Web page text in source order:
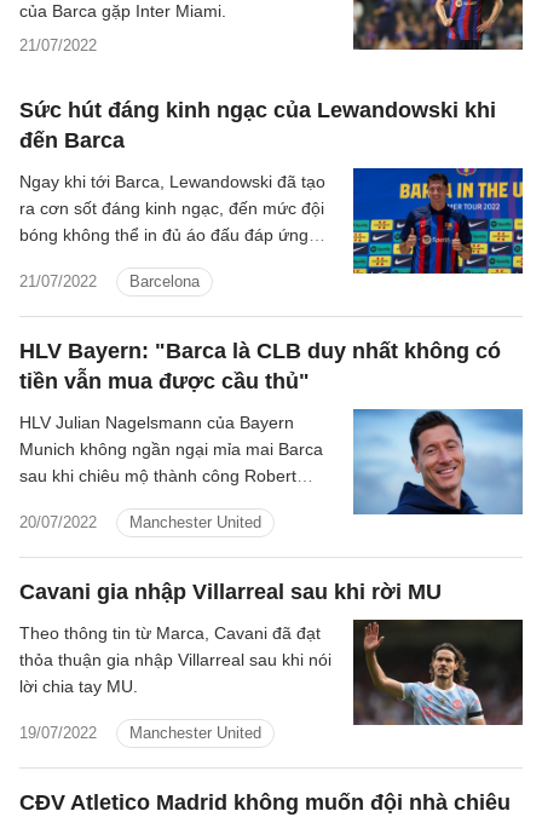
21/07/2022
của Barca gặp Inter Miami.
Sức hút đáng kinh ngạc của Lewandowski khi
đến Barca
21/07/2022 Barcelona
Ngay khi tới Barca, Lewandowski đã tạo
ra cơn sốt đáng kinh ngạc, đến mức đội
bóng không thể in đủ áo đấu đáp ứng
HLV Bayern: "Barca là CLB duy nhất không có
tiền vẫn mua được cầu thủ"
20/07/2022 Manchester United
HLV Julian Nagelsmann của Bayern
Munich không ngần ngại mỉa mai Barca
sau khi chiêu mộ thành công Robert
Cavani gia nhập Villarreal sau khi rời MU
19/07/2022 Manchester United
Theo thông tin từ Marca, Cavani đã đạt
thỏa thuận gia nhập Villarreal sau khi nói
lời chia tay MU.
CĐV Atletico Madrid không muốn đội nhà chiêu